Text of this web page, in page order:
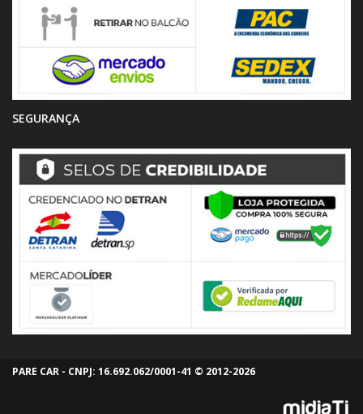
SEGURANÇA
PARE CAR - CNPJ: 16.692.062/0001-41 © 2012-2026